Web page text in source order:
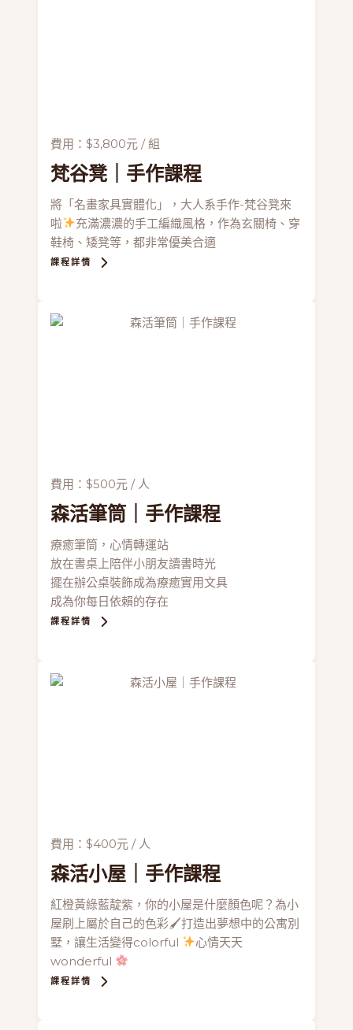
費用：$3,800元 / 組
梵谷凳｜手作課程
將「名畫家具實體化」，大人系手作-梵谷凳來
啦
充滿濃濃的手工編織風格，作為玄關椅、穿
鞋椅、矮凳等，都非常優美合適
課程詳情
費用：$500元 / 人
森活筆筒 ｜手作課程
療癒筆筒，心情轉運站
放在書桌上陪伴小朋友讀書時光
擺在辦公桌裝飾成為療癒實用文具
成為你每日依賴的存在
課程詳情
費用：$400元 / 人
森活小屋 ｜手作課程
紅橙黃綠藍靛紫，你的小屋是什麼顏色呢？為小
屋刷上屬於自己的色彩🖌打造出夢想中的公寓別
墅，讓生活變得colorful
心情天天
wonderful
課程詳情